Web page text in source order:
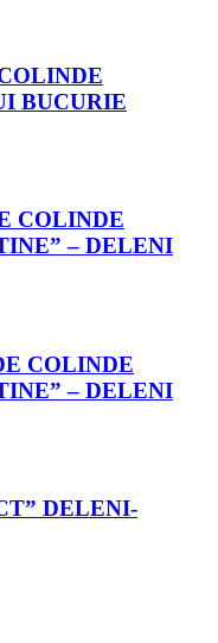
BUCURIE
COLINDE
– DELENI
COLINDE
– DELENI
DELENI-